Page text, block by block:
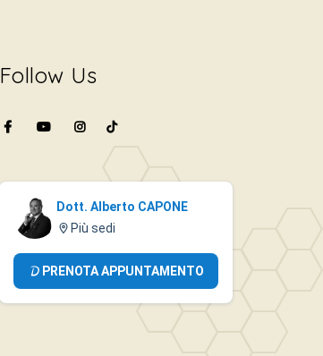
Follow Us
Dott. Alberto CAPONE
Più sedi
PRENOTA APPUNTAMENTO